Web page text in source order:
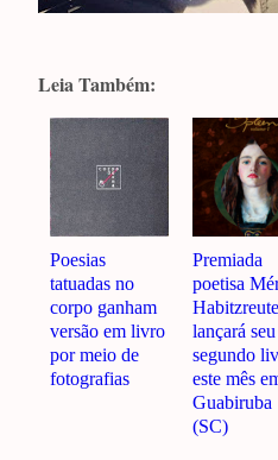
Leia Também:
Poesias
tatuadas no
corpo ganham
versão em livro
por meio de
fotografias
Premiada
poetisa
lançará seu
segundo
este mês
Guabiruba
(SC)